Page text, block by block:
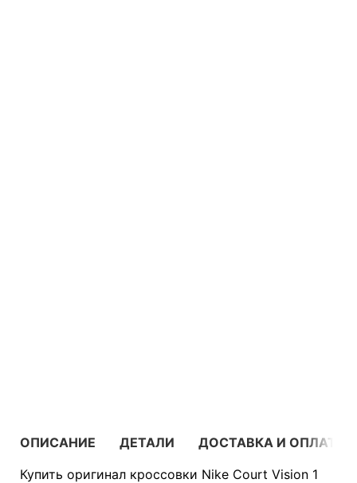
ОПИСАНИЕ ДЕТАЛИ
ДОСТАВКА И ОПЛАТА
Купить оригинал кроссовки Nike Court Vision 1